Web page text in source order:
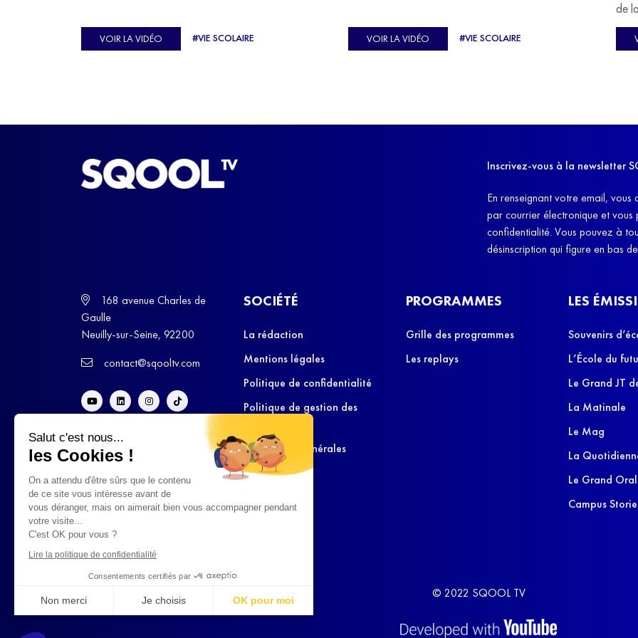
Salut c'est nous...
les Cookies !
On a attendu d'être sûrs que le contenu
de ce site vous intéresse avant de
vous déranger, mais on aimerait bien vous accompagner pendant
votre visite...
C'est OK pour vous ?
Lire la politique de confidentialité
Consentements certifiés par
Non merci Je choisis OK pour moi
Ulysse Soriano, vice-champion d'Europe de Horse-
ball, qui a failli abandonner ses études avant de
VOIR LA VIDÉO #VIE SCOLAIRE
C'est l'histoire de nombreux réfugiés, et notamment
celle de Lisa Machukha, que nous vous proposons de
VOIR LA VIDÉO #VIE SCOLAIRE
de
Inscrivez-vous à la newsletter
En renseignant votre email,
par courrier électronique et
confidentialité. Vous pouvez à
désinscription qui figure en bas
168 avenue Charles de
Gaulle
Neuilly-sur-Seine, 92200
contact@sqooltv.com
SOCIÉTÉ
La rédaction
Mentions légales
Politique de confidentialité
Politique de gestion des
Conditions Générales
d’Utilisation
PROGRAMMES
Grille des programmes
Les replays
LES
Souvenirs
L’École du
Le Grand JT
La Matinale
Le Mag
La
Le Grand Oral
Campus
© 2022 SQOOL TV